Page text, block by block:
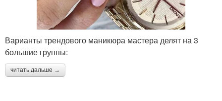
Варианты трендового маникюра мастера делят на 3
большие группы:
читать дальше →